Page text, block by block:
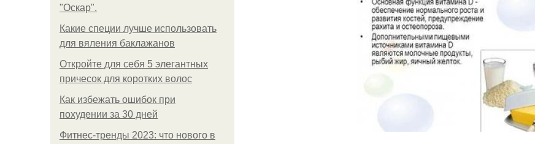
"Оскар".
Какие специи лучше использовать
для вяления баклажанов
Откройте для себя 5 элегантных
причесок для коротких волос
Как избежать ошибок при
похудении за 30 дней
Фитнес-тренды 2023: что нового в